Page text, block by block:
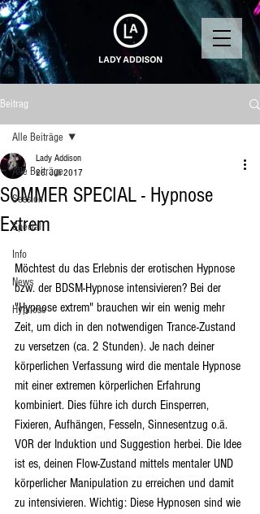
Beitrag
Alle Beiträge
Session
Special
Info
News
Hypnose
Alle Beiträge
SOMMER SPECIAL - Hypnose
Extrem
Lady Addison
26. Juli 2017
Möchtest du das Erlebnis der erotischen Hypnose
bzw. der BDSM-Hypnose intensivieren? Bei der
"Hypnose extrem" brauchen wir ein wenig mehr
Zeit, um dich in den notwendigen Trance-Zustand
zu versetzen (ca. 2 Stunden). Je nach deiner
körperlichen Verfassung wird die mentale Hypnose
mit einer extremen körperlichen Erfahrung
kombiniert. Dies führe ich durch Einsperren,
Fixieren, Aufhängen, Fesseln, Sinnesentzug o.ä.
VOR der Induktion und Suggestion herbei. Die Idee
ist es, deinen Flow-Zustand mittels mentaler UND
körperlicher Manipulation zu erreichen und damit
zu intensivieren. Wichtig: Diese Hypnosen sind wie